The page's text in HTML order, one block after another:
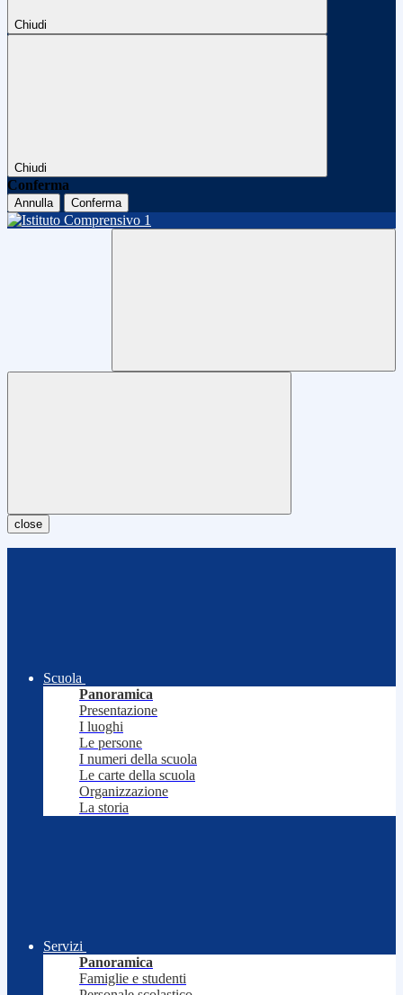
Chiudi
Chiudi
Conferma
Annulla Conferma
close
Scuola
Panoramica
Presentazione
I luoghi
Le persone
I numeri della scuola
Le carte della scuola
Organizzazione
La storia
Servizi
Panoramica
Famiglie e studenti